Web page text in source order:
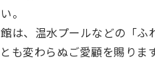
。
は、温水プールなどの「
も変わらぬご愛顧を賜りま